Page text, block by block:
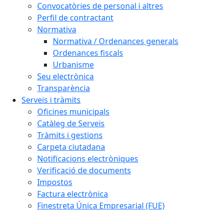
Convocatòries de personal i altres
Perfil de contractant
Normativa
Normativa / Ordenances generals
Ordenances fiscals
Urbanisme
Seu electrònica
Transparència
Serveis i tràmits
Oficines municipals
Catàleg de Serveis
Tràmits i gestions
Carpeta ciutadana
Notificacions electròniques
Verificació de documents
Impostos
Factura electrònica
Finestreta Única Empresarial (FUE)